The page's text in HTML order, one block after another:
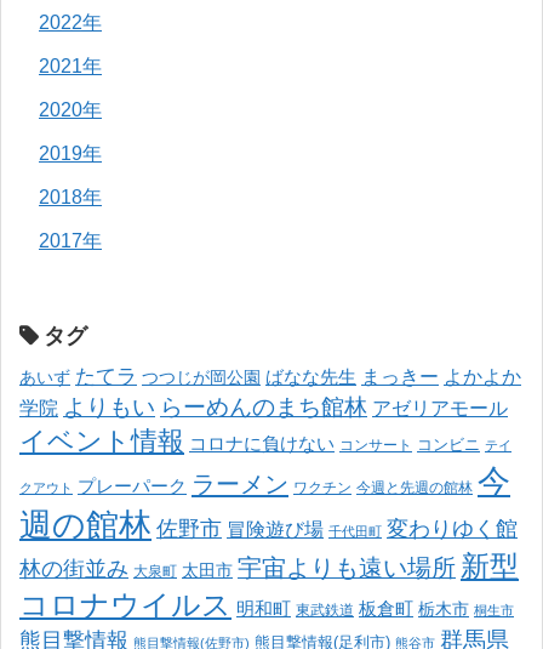
2022年
2021年
2020年
2019年
2018年
2017年
タグ
あいず たてラ つつじが岡公園 ばなな先生 まっきー よかよか
学院 よりもい らーめんのまち館林 アゼリアモール
イベント情報 コロナに負けない コンサート コンビニ テイ
クアウト プレーパーク ラーメン ワクチン 今週と先週の館林 今
週の館林 佐野市 冒険遊び場 千代田町 変わりゆく館
林の街並み 大泉町 太田市 宇宙よりも遠い場所 新型
コロナウイルス 明和町 東武鉄道 板倉町 栃木市 桐生市
熊目撃情報 熊目撃情報(佐野市) 熊目撃情報(足利市) 熊谷市 群馬県